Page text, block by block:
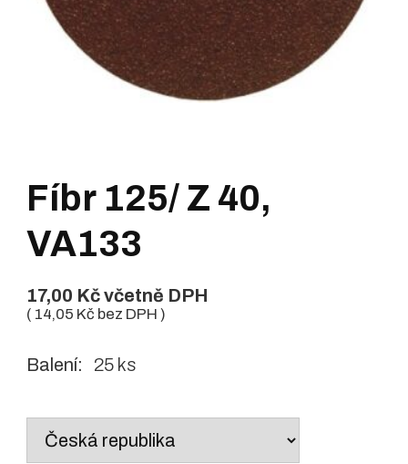
Fíbr 125/ Z 40,
VA133
17,00 Kčvčetně DPH
( 14,05 Kč bez DPH )
Balení: 25 ks
Country